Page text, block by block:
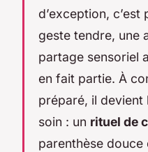
d’exception,
geste tendre, une
partage sensoriel
en fait partie. À
préparé, il devient
soin : un rituel de
parenthèse douce